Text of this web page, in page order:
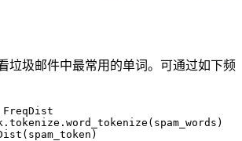
垃圾邮件中最常用的单词。可通过如下频